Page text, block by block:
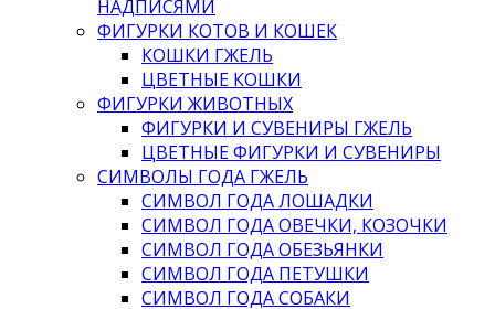
НАДПИСЯМИ
ФИГУРКИ КОТОВ И КОШЕК
КОШКИ ГЖЕЛЬ
ЦВЕТНЫЕ КОШКИ
ФИГУРКИ ЖИВОТНЫХ
ФИГУРКИ И СУВЕНИРЫ ГЖЕЛЬ
ЦВЕТНЫЕ ФИГУРКИ И СУВЕНИРЫ
СИМВОЛЫ ГОДА ГЖЕЛЬ
СИМВОЛ ГОДА ЛОШАДКИ
СИМВОЛ ГОДА ОВЕЧКИ, КОЗОЧКИ
СИМВОЛ ГОДА ОБЕЗЬЯНКИ
СИМВОЛ ГОДА ПЕТУШКИ
СИМВОЛ ГОДА СОБАКИ